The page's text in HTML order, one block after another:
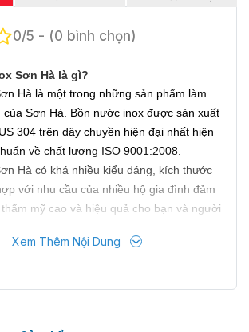
0/5 - (0 bình chọn)
Sơn Hà là gì?
Hà là một trong những sản phẩm làm
của Sơn Hà. Bồn nước inox được sản xuất
304 trên dây chuyền hiện đại nhất hiện
về chất lượng ISO 9001:2008.
Hà có khá nhiều kiểu dáng, kích thước
với nhu cầu của nhiều hộ gia đình đảm
mỹ cao và hiệu quả cho bạn và người
inox Sơn Hà:
Xem Thêm Nội Dung